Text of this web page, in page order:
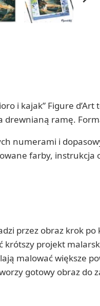
i kajak” Figure
drewnianą ramę.
numerami i
farby,
przez obraz krok po
krótszy projekt
malować większe
gotowy obraz do